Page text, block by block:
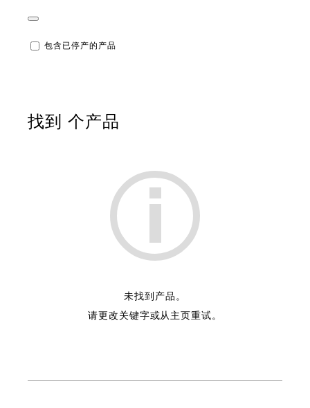
包含已停产的产品
找到 个产品
未找到产品。
请更改关键字或从主页重试。